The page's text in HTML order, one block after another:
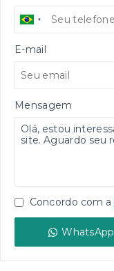
E-mail
Mensagem
Concordo com a
WhatsApp